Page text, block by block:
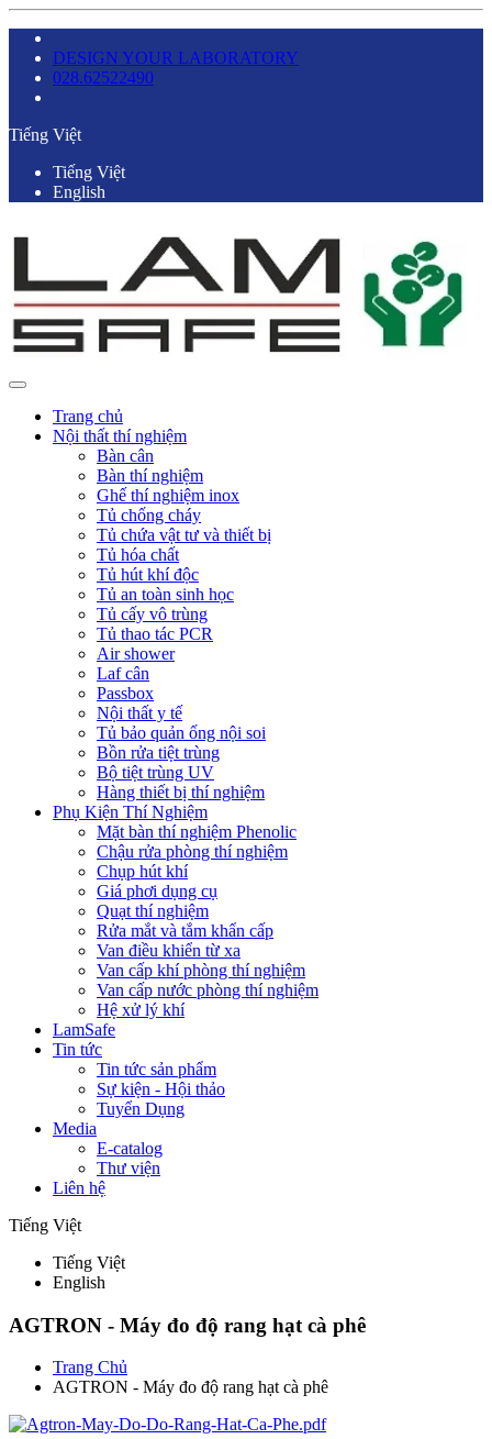
DESIGN YOUR LABORATORY
028.62522490
Tiếng Việt
Tiếng Việt
English
Trang chủ
Nội thất thí nghiệm
Bàn cân
Bàn thí nghiệm
Ghế thí nghiệm inox
Tủ chống cháy
Tủ chứa vật tư và thiết bị
Tủ hóa chất
Tủ hút khí độc
Tủ an toàn sinh học
Tủ cấy vô trùng
Tủ thao tác PCR
Air shower
Laf cân
Passbox
Nội thất y tế
Tủ bảo quản ống nội soi
Bồn rửa tiệt trùng
Bộ tiệt trùng UV
Hàng thiết bị thí nghiệm
Phụ Kiện Thí Nghiệm
Mặt bàn thí nghiệm Phenolic
Chậu rửa phòng thí nghiệm
Chụp hút khí
Giá phơi dụng cụ
Quạt thí nghiệm
Rửa mắt và tắm khẩn cấp
Van điều khiển từ xa
Van cấp khí phòng thí nghiệm
Van cấp nước phòng thí nghiệm
Hệ xử lý khí
LamSafe
Tin tức
Tin tức sản phẩm
Sự kiện - Hội thảo
Tuyển Dụng
Media
E-catalog
Thư viện
Liên hệ
Tiếng Việt
Tiếng Việt
English
AGTRON - Máy đo độ rang hạt cà phê
Trang Chủ
AGTRON - Máy đo độ rang hạt cà phê